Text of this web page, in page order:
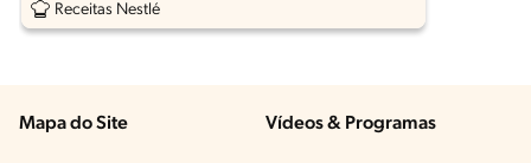
Receitas Nestlé
Mapa do Site Vídeos & Programas​